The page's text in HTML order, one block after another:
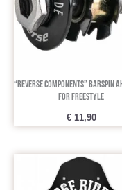
“REVERSE COMPONENTS” Barspin
for freestyle
€11,90